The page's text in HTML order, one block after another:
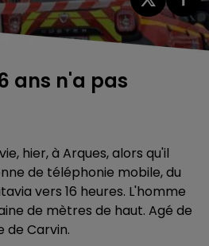
ans n'a pas
hier, à Arques, alors qu'il
de téléphonie mobile, du
vers 16 heures. L'homme
de mètres de haut. Agé de
de Carvin.